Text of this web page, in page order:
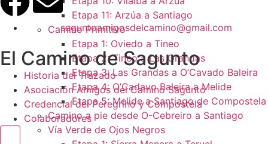
Etapa 11: Arzúa a Santiago
Camino Primitivo
Etapa 1: Oviedo a Tineo
Etapa 2: Tineo a Las Grandas
Etapa 3: Las Grandas a O’Cavado Baleira
Etapa 4: O’Cadavo Baleira a Melide
Etapa 5: Melide a Santiago de Compostela
Camino a pie desde O-Cebreiro a Santiago
Vía Verde de Ojos Negros
saguntoamigosdelcamino@gmail.com
El Camino de Sagunto
Historia del Trazado
Asociación Amigos del Camino Sagunto
Credencial del Peregrino y Compostela
Colaboradores
Menú conmutador hamburguesa